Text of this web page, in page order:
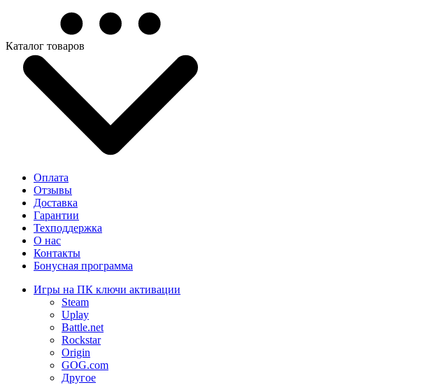
Каталог товаров
Оплата
Отзывы
Доставка
Гарантии
Техподдержка
О нас
Контакты
Бонусная программа
Игры на ПК ключи активации
Steam
Uplay
Battle.net
Rockstar
Origin
GOG.com
Другое